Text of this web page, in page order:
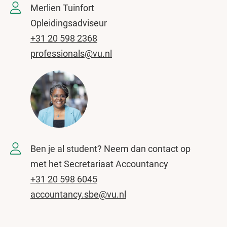
Merlien Tuinfort
Opleidingsadviseur
+31 20 598 2368
professionals@vu.nl
Ben je al student? Neem dan contact op
met het Secretariaat Accountancy
+31 20 598 6045
accountancy.sbe@vu.nl